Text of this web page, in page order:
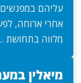
עליהם
אחרי ארוחה,
מלווה בתחושת
מיאלין